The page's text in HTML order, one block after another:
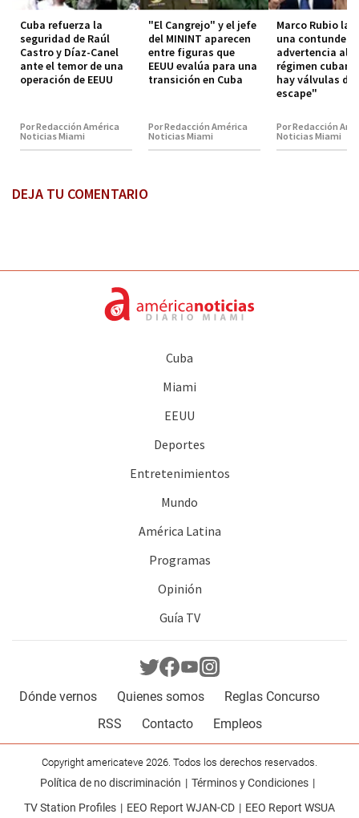
Cuba refuerza la
seguridad de Raúl
Castro y Díaz-Canel
ante el temor de una
operación de EEUU
Por Redacción América
Noticias Miami
"El Cangrejo" y el jefe
del MININT aparecen
entre figuras que
EEUU evalúa para una
transición en Cuba
Por Redacción América
Noticias Miami
Marco Rubio
una
advertencia al
régimen
hay válvulas de
escape"
Por Redacción
Noticias Miami
DEJA TU COMENTARIO
Cuba
Miami
EEUU
Deportes
Entretenimientos
Mundo
América Latina
Programas
Opinión
Guía TV
Dónde vernos Quienes somos
Reglas Concurso
RSS
Contacto Empleos
Copyright americateve 2026. Todos los derechos reservados.
Política de no discriminación
Términos y Condiciones
TV Station Profiles
EEO Report WJAN-CD EEO Report WSUA